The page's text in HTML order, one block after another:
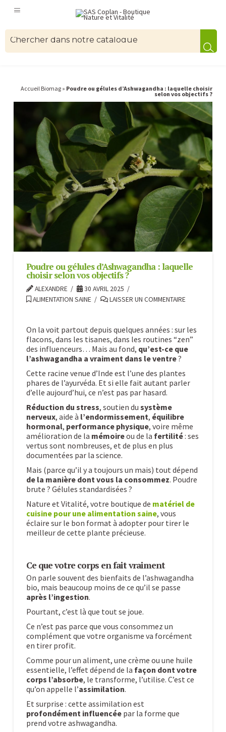
Accueil Biomag » Poudre ou gélules d’Ashwagandha : laquelle choisir
selon vos objectifs ?
Poudre ou gélules d’Ashwagandha : laquelle
choisir selon vos objectifs ?
ALEXANDRE
30 AVRIL 2025
ALIMENTATION SAINE
LAISSER UN COMMENTAIRE
On la voit partout depuis quelques années : sur les
flacons, dans les tisanes, dans les routines “zen”
des influenceurs… Mais au fond, qu’est-ce que
l’ashwagandha a vraiment dans le ventre?
Cette racine venue d’Inde est l’une des plantes
phares de l’ayurvéda. Et si elle fait autant parler
d’elle aujourd’hui, ce n’est pas par hasard.
Réduction du stress, soutien du système
nerveux, aide à l’endormissement, équilibre
hormonal, performance physique, voire même
amélioration de la mémoireou de la fertilité: ses
vertus sont nombreuses, et de plus en plus
documentées par la science.
Mais (parce qu’il y a toujours un mais) tout dépend
de la manière dont vous la consommez. Poudre
brute ? Gélules standardisées ?
Nature et Vitalité, votre boutique de matériel de
cuisine pour une alimentation saine, vous
éclaire sur le bon format à adopter pour tirer le
meilleur de cette plante précieuse.
Ce que votre corps en fait vraiment
On parle souvent des bienfaits de l’ashwagandha
bio, mais beaucoup moins de ce qu’il se passe
après l’ingestion.
Pourtant, c’est là que tout se joue.
Ce n’est pas parce que vous consommez un
complément que votre organisme va forcément
en tirer profit.
Comme pour un aliment, une crème ou une huile
essentielle, l’effet dépend de la façon dont votre
corps l’absorbe, le transforme, l’utilise. C’est ce
qu’on appelle l’assimilation.
Et surprise : cette assimilation est
profondément influencéepar la forme que
prend votre ashwagandha.